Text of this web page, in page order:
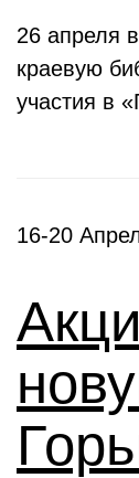
26 апреля
краевую
участия в
16-20